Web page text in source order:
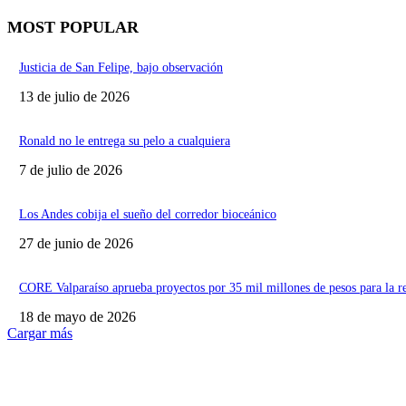
MOST POPULAR
Justicia de San Felipe, bajo observación
13 de julio de 2026
Ronald no le entrega su pelo a cualquiera
7 de julio de 2026
Los Andes cobija el sueño del corredor bioceánico
27 de junio de 2026
CORE Valparaíso aprueba proyectos por 35 mil millones de pesos para la
18 de mayo de 2026
Cargar más